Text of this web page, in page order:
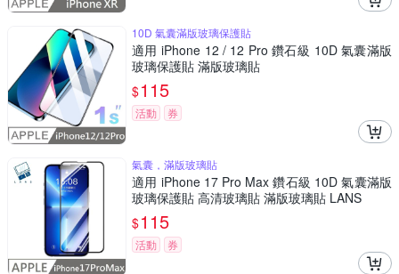
10D 氣囊滿版玻璃保護貼
適用 iPhone 12 / 12 Pro 鑽石級 10D 氣囊滿版
玻璃保護貼 滿版玻璃貼
$115
活動 券
氣囊，滿版玻璃貼
適用 iPhone 17 Pro Max 鑽石級 10D 氣囊滿版
玻璃保護貼 高清玻璃貼 滿版玻璃貼 LANS
$115
活動 券